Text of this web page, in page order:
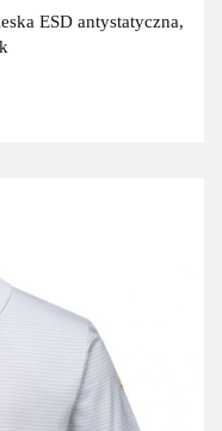
ESD antystatyczna,